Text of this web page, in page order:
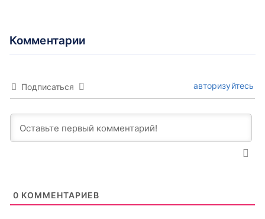
Комментарии
Подписаться авторизуйтесь
0 КОММЕНТАРИЕВ